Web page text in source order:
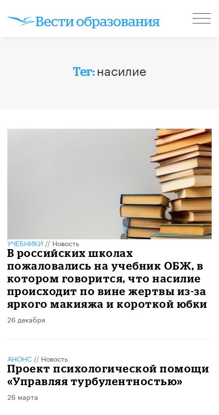
Тег: насилие
УЧЕБНИКИ//Новость
В российских школах
пожаловались на учебник ОБЖ, в
котором говорится, что насилие
происходит по вине жертвы из-за
яркого макияжа и короткой юбки
26 декабря
АНОНС // Новость
Проект психологической помощи
«Управляя турбулентностью»
26 марта